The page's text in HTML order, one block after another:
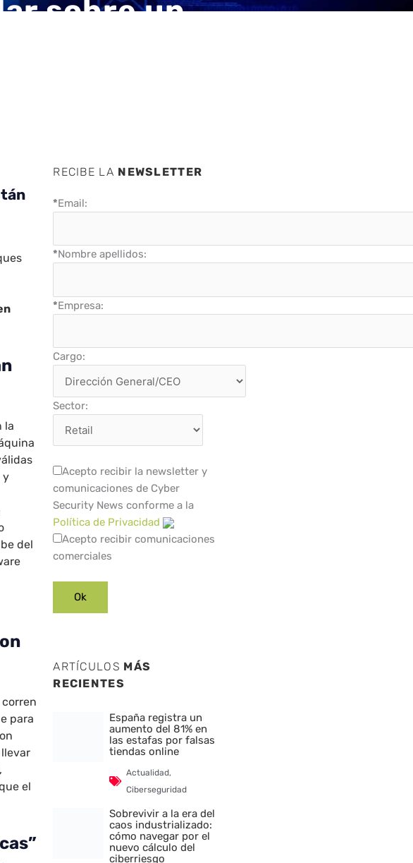
sobre un
la
y
del
para
el
RECIBE LA NEWSLETTER
*Email:
*Nombre apellidos:
*Empresa:
Cargo:
Sector:
Acepto recibir la newsletter y
comunicaciones de Cyber
Security News conforme a la
Política de Privacidad
Acepto recibir comunicaciones
comerciales
ARTÍCULOS MÁS
RECIENTES
España registra un
aumento del 81% en
las estafas por falsas
tiendas online
Actualidad,
Ciberseguridad
Sobrevivir a la era del
caos industrializado:
cómo navegar por el
nuevo cálculo del
ciberriesgo